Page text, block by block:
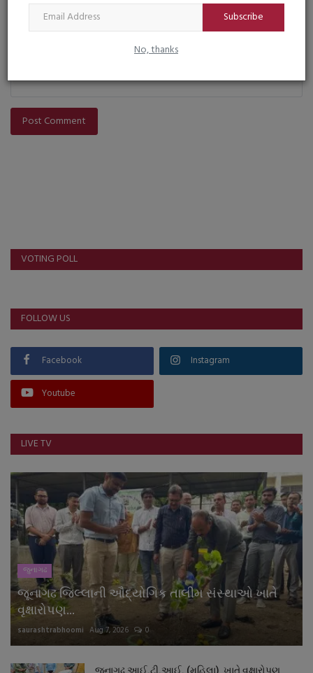
Subscribe
No, thanks
Comment
Post Comment
VOTING POLL
FOLLOW US
Facebook Instagram
Youtube
LIVE TV
જુનાગઢ
જૂનાગઢ જિલ્લાની ઔદ્યોગિક તાલીમ સંસ્થાઓ ખાતે
વૃક્ષારોપણ...
saurashtrabhoomi Aug 7, 2026 0
જૂનાગઢ આઈ.ટી.આઈ. (મહિલા) ખાતે વૃક્ષારોપણ